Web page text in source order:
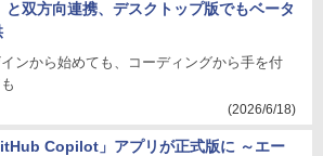
と双方向連携、デスクトップ版でもベータ
ンから始めても、コーディングから手を付
(2026/6/18)
Copilot」アプリが正式版に ～エー